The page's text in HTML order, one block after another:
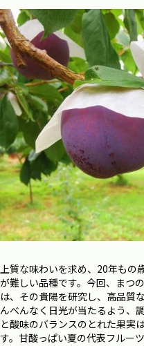
上質な味わいを求め、20年もの
が難しい品種です。今回、まつ
は、その貴陽を研究し、高品質
んべんなく日光が当たるよう、
と酸味のバランスのとれた果実
す。甘酸っぱい夏の代表フルー